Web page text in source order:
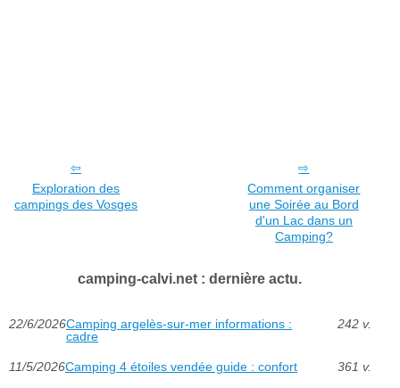
Exploration des
campings des Vosges
Comment organiser
une Soirée au Bord
d'un Lac dans un
Camping?
camping-calvi.net : dernière actu.
22/6/2026Camping argelès-sur-mer informations :
cadre
242 v.
11/5/2026Camping 4 étoiles vendée guide : confort 361 v.